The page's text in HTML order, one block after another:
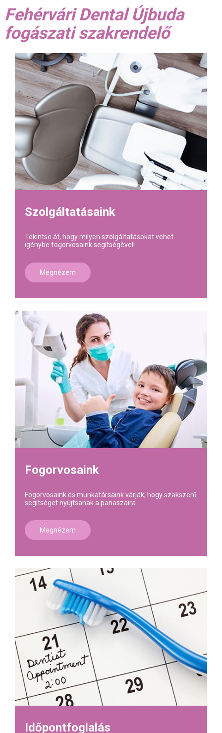
Fehérvári Dental Újbuda
fogászati szakrendelő
Szolgáltatásaink
Tekintse át, hogy milyen szolgáltatásokat vehet
igénybe fogorvosaink segítségével!
Megnézem
Fogorvosaink
Fogorvosaink és munkatársaink várják, hogy szakszerű
segítséget nyújtsanak a panaszaira.
Megnézem
Időpontfoglalás